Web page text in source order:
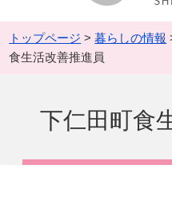
トップページ >暮らしの情報
食生活改善推進員
下仁田町食